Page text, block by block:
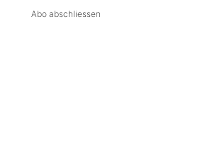
Abo abschliessen